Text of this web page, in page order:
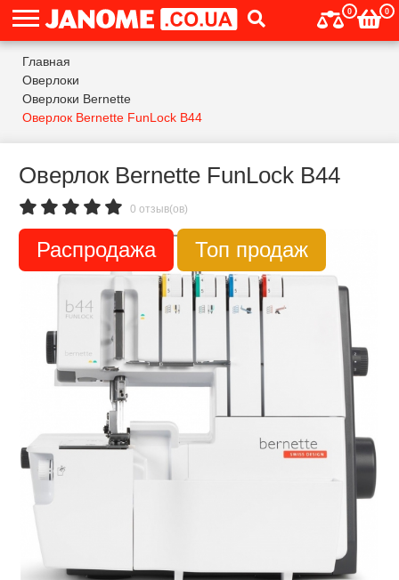
0 0
Главная
Оверлоки
Оверлоки Bernette
Оверлок Bernette FunLock B44
Оверлок Bernette FunLock B44
0 отзыв(ов)
Распродажа Топ продаж